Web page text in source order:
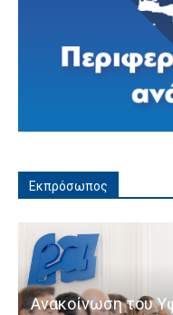
Εκπρόσωπος
Ανακοίνωση του